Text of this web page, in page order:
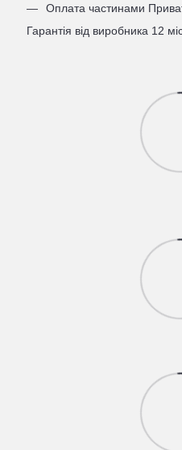
Оплата частинами
Гарантія від виробника 12